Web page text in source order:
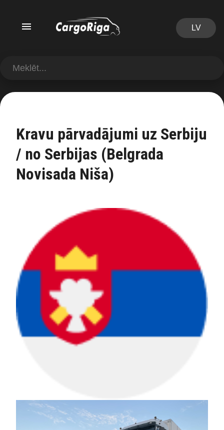
LV
Kravu pārvadājumi uz Serbiju
/ no Serbijas (Belgrada
Novisada Niša)